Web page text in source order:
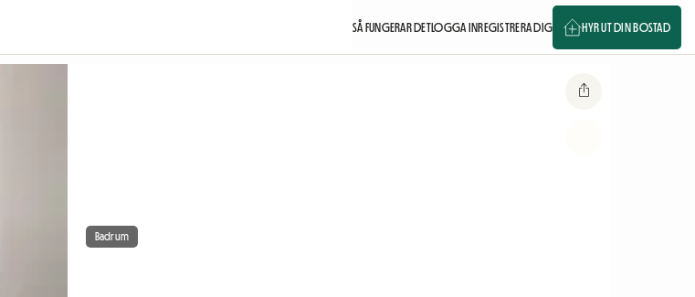
SÅ FUNGERAR DETLOGGA INREGISTRERA DIG HYR UT DIN BOSTAD
Badrum